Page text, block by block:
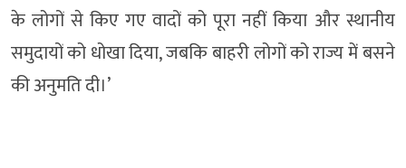
के लोगों से किए गए वादों को पूरा नहीं किया और स्थानीय
समुदायों को धोखा दिया, जबकि बाहरी लोगों को राज्य में बसने
की अनुमति दी।’